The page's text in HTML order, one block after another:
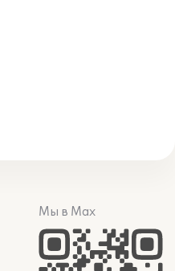
Мы в Max